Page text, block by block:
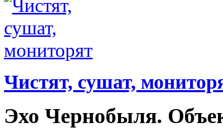
Чистят, сушат,
Эхо Чернобыля.